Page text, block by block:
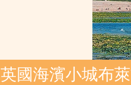
國海濱小城布